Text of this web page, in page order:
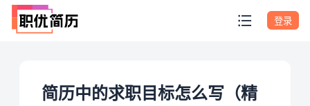
登录
简历中的求职目标怎么写（精